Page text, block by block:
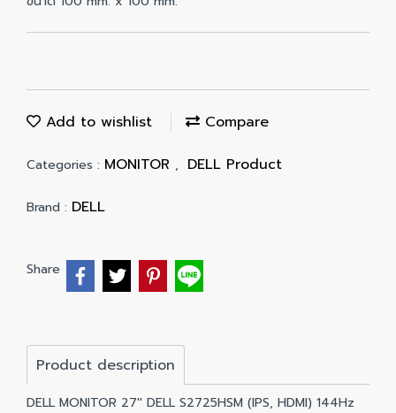
Add to wishlist Compare
Categories : MONITOR , DELL Product
Brand : DELL
Share
Product description
DELL MONITOR 27'' DELL S2725HSM (IPS, HDMI) 144Hz